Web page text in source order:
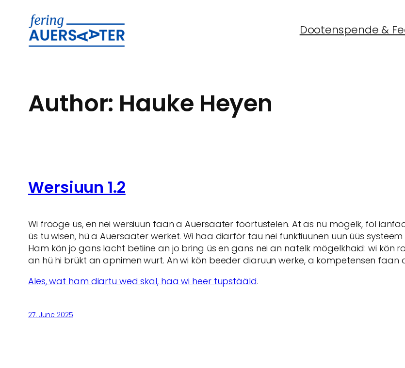
content
Dootenspende &
Author: Hauke Heyen
Wersiuun 1.2
Wi frööge üs, en nei wersiuun faan a Auersaater föörtustelen. At as nü mögelk, föl
üs tu wisen, hü a Auersaater werket. Wi haa diarför tau nei funktiuunen uun üüs
Ham kön jo gans lacht betiine an jo bring üs en gans nei an natelk mögelkhaid: wi kön
an hü hi brükt an apnimen wurt. An wi kön beeder diaruun werke, a kompetensen faan
Ales, wat ham diartu wed skal, haa wi heer tupstääld.
27. June 2025